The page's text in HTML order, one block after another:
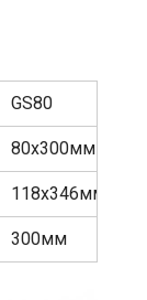
GS80
80х300мм
118х346мм
300мм